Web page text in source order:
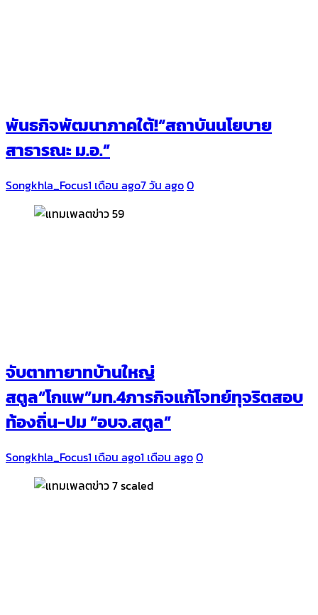
พันธกิจพัฒนาภาคใต้!“สถาบันนโยบาย
สาธารณะ ม.อ.”
Songkhla_Focus1 เดือน ago7 วัน ago0
จับตาทายาทบ้านใหญ่
สตูล“โกแพ”มท.4ภารกิจแก้โจทย์ทุจริตสอบ
ท้องถิ่น-ปม “อบจ.สตูล”
Songkhla_Focus1 เดือน ago1 เดือน ago0